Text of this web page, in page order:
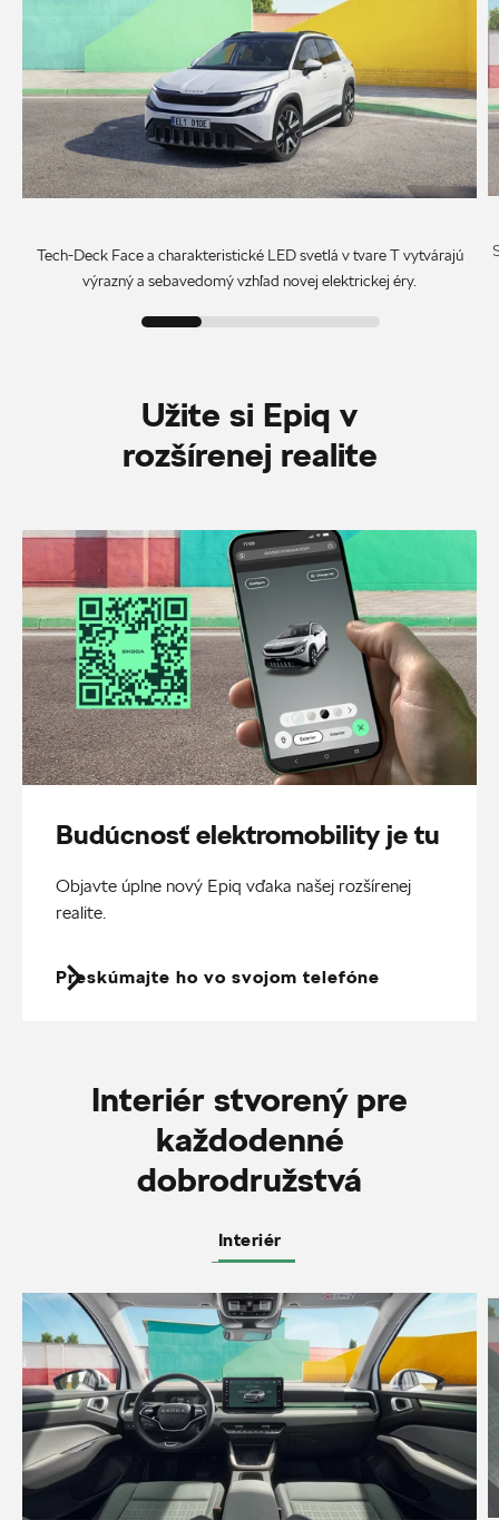
Tech-Deck Face a charakteristické LED svetlá v tvare T vytvárajú
výrazný a sebavedomý vzhľad novej elektrickej éry.
Užite si Epiq v
rozšírenej realite
Budúcnosť elektromobility je tu
Objavte úplne nový Epiq vďaka našej rozšírenej
realite.
Preskúmajte ho vo svojom telefóne
Interiér stvorený pre
každodenné
dobrodružstvá
Interiér